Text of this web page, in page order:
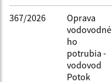
367/2026
Oprava
vodovodné
ho
potrubia -
vodovod
Potok